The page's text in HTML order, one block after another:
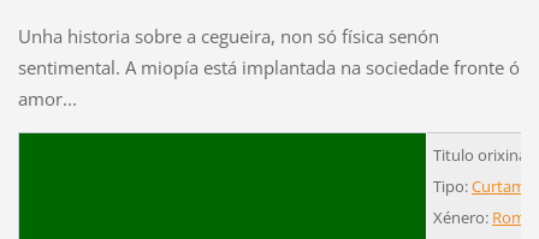
Unha historia sobre a cegueira, non só física senón
sentimental. A miopía está implantada na sociedade fronte ó
amor...
Titulo orixinal:
Tipo:
Xénero: